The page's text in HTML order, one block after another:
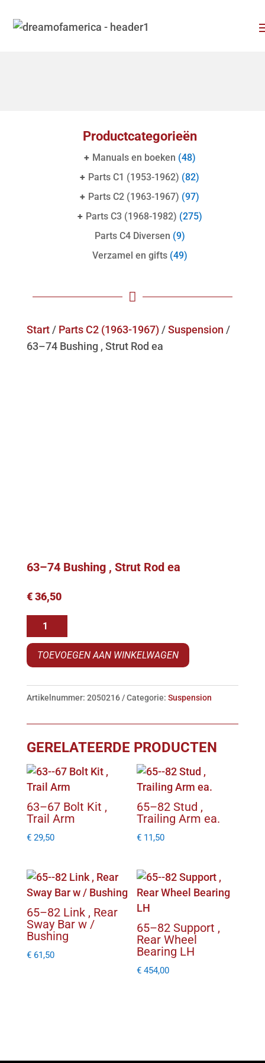
Productcategorieën
+ Manuals en boeken (48)
+ Parts C1 (1953-1962) (82)
+ Parts C2 (1963-1967) (97)
+ Parts C3 (1968-1982) (275)
Parts C4 Diversen (9)
Verzamel en gifts (49)

Start/ Parts C2 (1963-1967)/Suspension /
63–74 Bushing , Strut Rod ea
63–74 Bushing , Strut Rod ea
€36,50
-74
Bushing
Strut
ea
TOEVOEGEN AAN WINKELWAGEN
Artikelnummer: 2050216 Categorie: Suspension
GERELATEERDE PRODUCTEN
63–67 Bolt Kit ,
Trail Arm
€29,50
65–82 Stud ,
Trailing Arm ea.
€ 11,50
65–82 Link , Rear
Sway Bar w /
Bushing
€61,50
65–82 Support ,
Rear Wheel
Bearing LH
€ 454,00